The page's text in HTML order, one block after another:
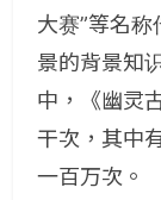
大赛”等名
景的背景知
中，《幽灵
干次，其中
一百万次。